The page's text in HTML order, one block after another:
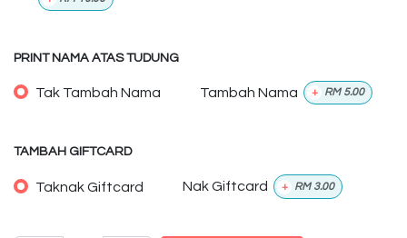
PRINT NAMA ATAS TUDUNG
Tak Tambah Nama Tambah Nama + RM 5.00
TAMBAH GIFTCARD
Taknak Giftcard Nak Giftcard + RM 3.00